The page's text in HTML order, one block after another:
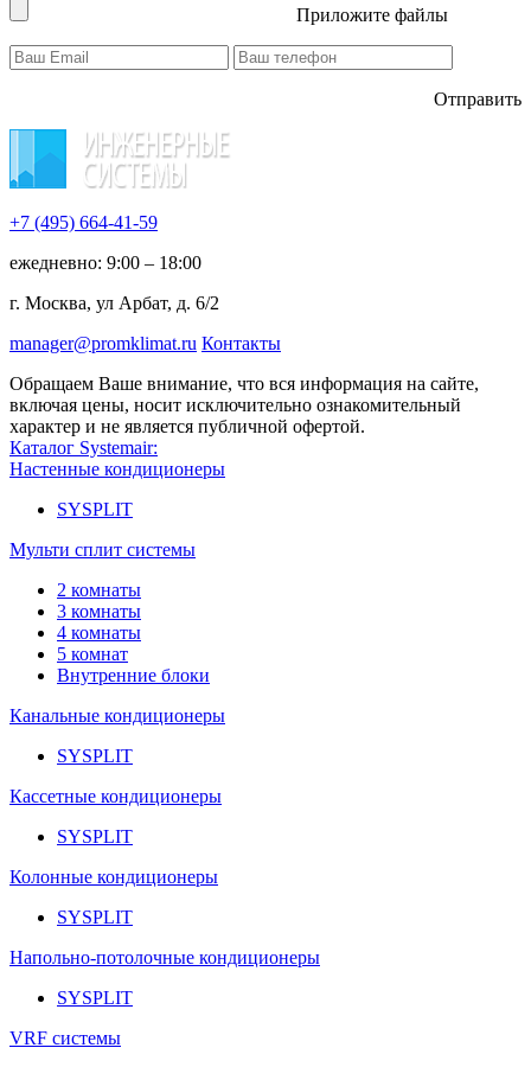
Приложите файлы
Отправить
+7 (495) 664-41-59
ежедневно: 9:00 – 18:00
г. Москва, ул Арбат, д. 6/2
manager@promklimat.ru Контакты
Обращаем Ваше внимание, что вся информация на сайте,
включая цены, носит исключительно ознакомительный
характер и не является публичной офертой.
Каталог Systemair:
Настенные кондиционеры
SYSPLIT
Мульти сплит системы
2 комнаты
3 комнаты
4 комнаты
5 комнат
Внутренние блоки
Канальные кондиционеры
SYSPLIT
Кассетные кондиционеры
SYSPLIT
Колонные кондиционеры
SYSPLIT
Напольно-потолочные кондиционеры
SYSPLIT
VRF системы